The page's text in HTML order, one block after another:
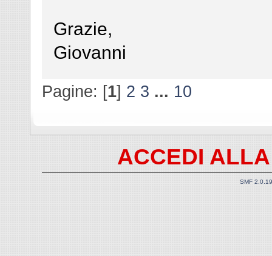
Grazie,
Giovanni
Pagine: [1] 2 3 ... 10
ACCEDI
SMF 2.0.19